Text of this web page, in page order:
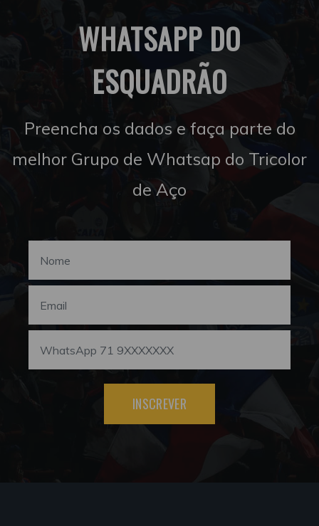
WHATSAPP DO
ESQUADRÃO
Preencha os dados e faça parte do
melhor Grupo de Whatsap do Tricolor
de Aço
INSCREVER